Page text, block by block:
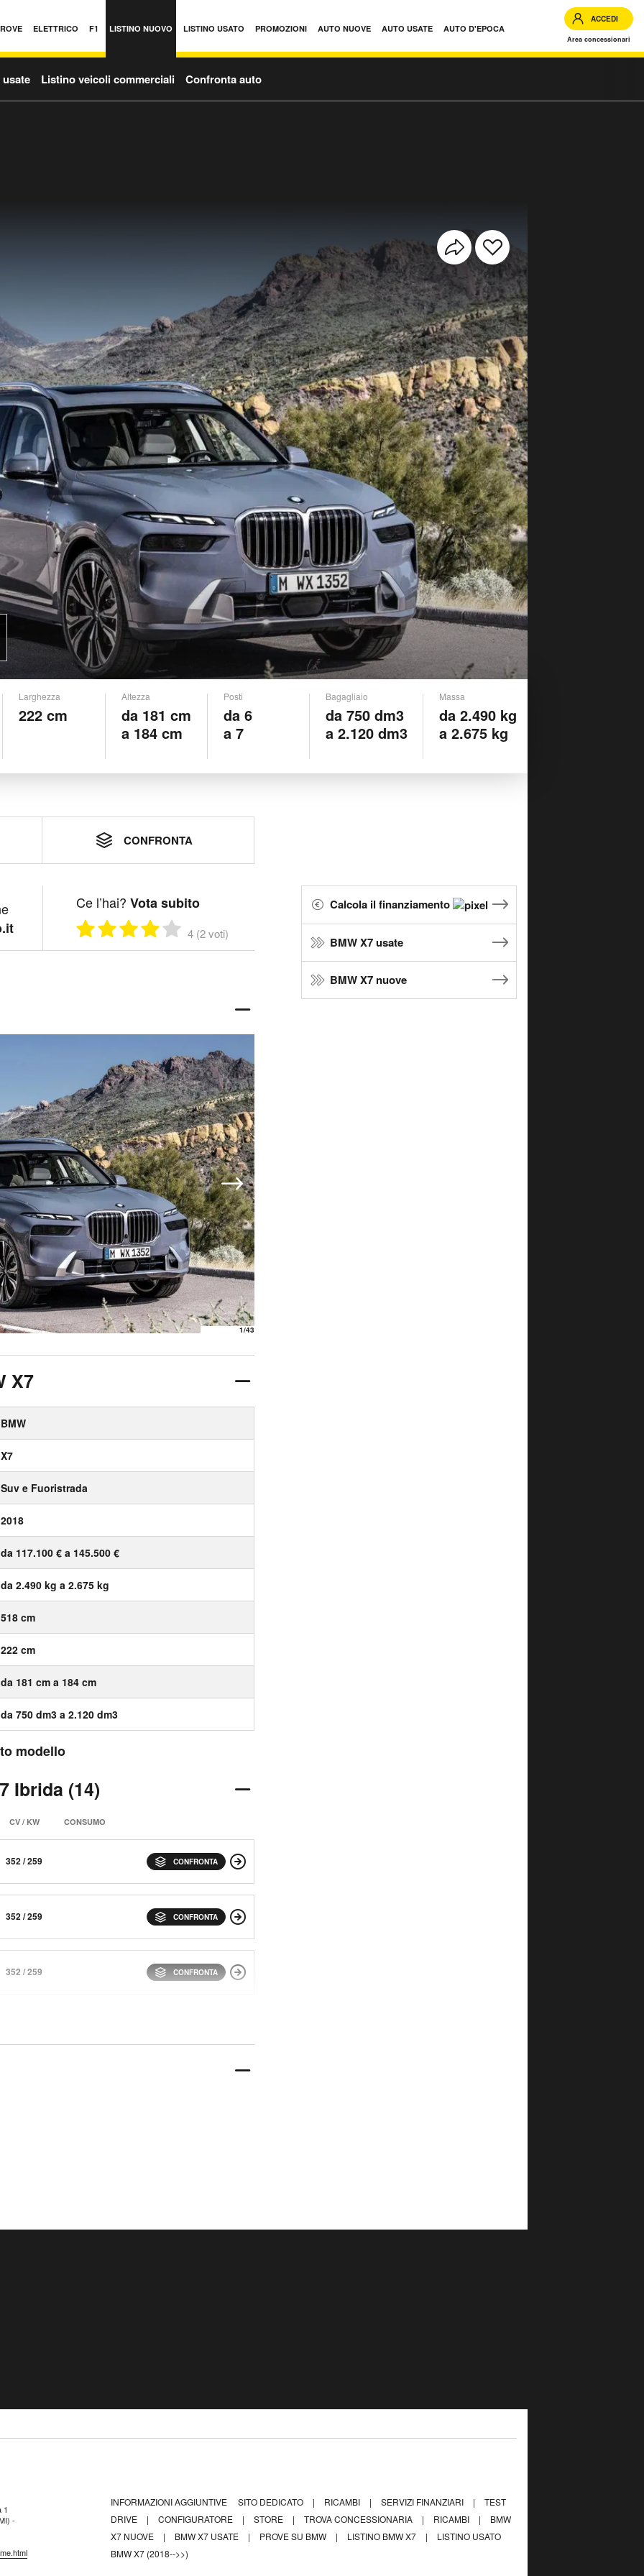
ELETTRICO F1 LISTINO NUOVO LISTINO USATO PROMOZIONI AUTO NUOVE AUTO USATE AUTO D'EPOCA
ACCEDI
Area concessionari
Listino veicoli commerciali Confronta auto
Larghezza
222 cm
Altezza
da 181 cm
a 184 cm
Posti
da 6
a 7
Bagagliaio
da 750 dm3
a 2.120 dm3
Massa
da 2.490 kg
a 2.675 kg
CONFRONTA
Ce l’hai? Vota subito
4 (2 voti)
1/43
X7
BMW
X7
Suv e Fuoristrada
2018
da 117.100 € a 145.500 €
da 2.490 kg a 2.675 kg
518 cm
222 cm
da 181 cm a 184 cm
da 750 dm3 a 2.120 dm3
Calcola il finanziamento
BMW X7 usate
BMW X7 nuove
modello
Ibrida (14)
CV / KW CONSUMO
352 / 259 CONFRONTA
352 / 259 CONFRONTA
352 / 259 CONFRONTA
1
-
INFORMAZIONI AGGIUNTIVE SITO DEDICATO | RICAMBI | SERVIZI FINANZIARI |
TEST
DRIVE
| CONFIGURATORE | STORE | TROVA CONCESSIONARIA | RICAMBI |
BMW
X7 NUOVE
| BMW X7 USATE | PROVE SU BMW | LISTINO BMW X7 |
LISTINO USATO
BMW X7 (2018-->>)